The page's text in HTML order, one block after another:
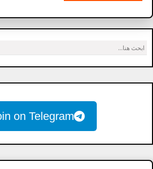
on Telegram